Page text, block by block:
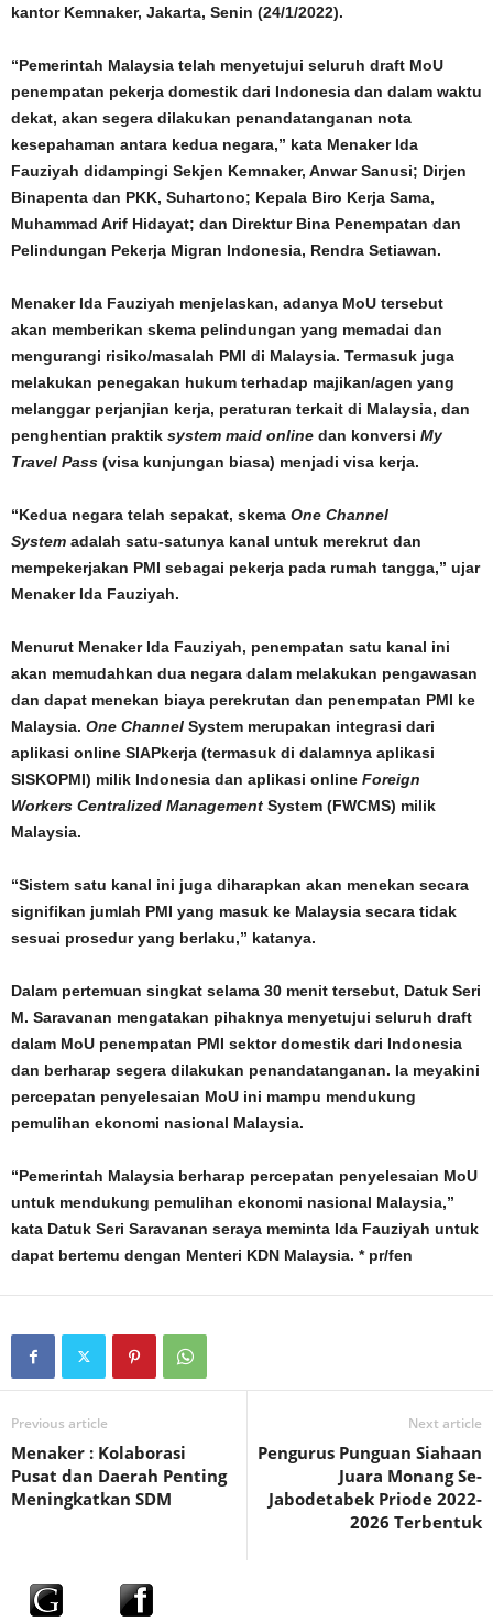
kantor Kemnaker, Jakarta, Senin (24/1/2022).
“Pemerintah Malaysia telah menyetujui seluruh draft MoU
penempatan pekerja domestik dari Indonesia dan dalam waktu
dekat, akan segera dilakukan penandatanganan nota
kesepahaman antara kedua negara,” kata Menaker Ida
Fauziyah didampingi Sekjen Kemnaker, Anwar Sanusi; Dirjen
Binapenta dan PKK, Suhartono; Kepala Biro Kerja Sama,
Muhammad Arif Hidayat; dan Direktur Bina Penempatan dan
Pelindungan Pekerja Migran Indonesia, Rendra Setiawan.
Menaker Ida Fauziyah menjelaskan, adanya MoU tersebut
akan memberikan skema pelindungan yang memadai dan
mengurangi risiko/masalah PMI di Malaysia. Termasuk juga
melakukan penegakan hukum terhadap majikan/agen yang
melanggar perjanjian kerja, peraturan terkait di Malaysia, dan
penghentian praktik system maid online dan konversi My
Travel Pass (visa kunjungan biasa) menjadi visa kerja.
“Kedua negara telah sepakat, skema One Channel
System adalah satu-satunya kanal untuk merekrut dan
mempekerjakan PMI sebagai pekerja pada rumah tangga,” ujar
Menaker Ida Fauziyah.
Menurut Menaker Ida Fauziyah, penempatan satu kanal ini
akan memudahkan dua negara dalam melakukan pengawasan
dan dapat menekan biaya perekrutan dan penempatan PMI ke
Malaysia. One Channel System merupakan integrasi dari
aplikasi online SIAPkerja (termasuk di dalamnya aplikasi
SISKOPMI) milik Indonesia dan aplikasi online Foreign
Workers Centralized Management System (FWCMS) milik
Malaysia.
“Sistem satu kanal ini juga diharapkan akan menekan secara
signifikan jumlah PMI yang masuk ke Malaysia secara tidak
sesuai prosedur yang berlaku,” katanya.
Dalam pertemuan singkat selama 30 menit tersebut, Datuk Seri
M. Saravanan mengatakan pihaknya menyetujui seluruh draft
dalam MoU penempatan PMI sektor domestik dari Indonesia
dan berharap segera dilakukan penandatanganan. Ia meyakini
percepatan penyelesaian MoU ini mampu mendukung
pemulihan ekonomi nasional Malaysia.
“Pemerintah Malaysia berharap percepatan penyelesaian MoU
untuk mendukung pemulihan ekonomi nasional Malaysia,”
kata Datuk Seri Saravanan seraya meminta Ida Fauziyah untuk
dapat bertemu dengan Menteri KDN Malaysia. * pr/fen
Previous article
Menaker : Kolaborasi
Pusat dan Daerah Penting
Meningkatkan SDM
Next article
Pengurus Punguan Siahaan
Juara Monang Se-
Jabodetabek Priode 2022-
2026 Terbentuk